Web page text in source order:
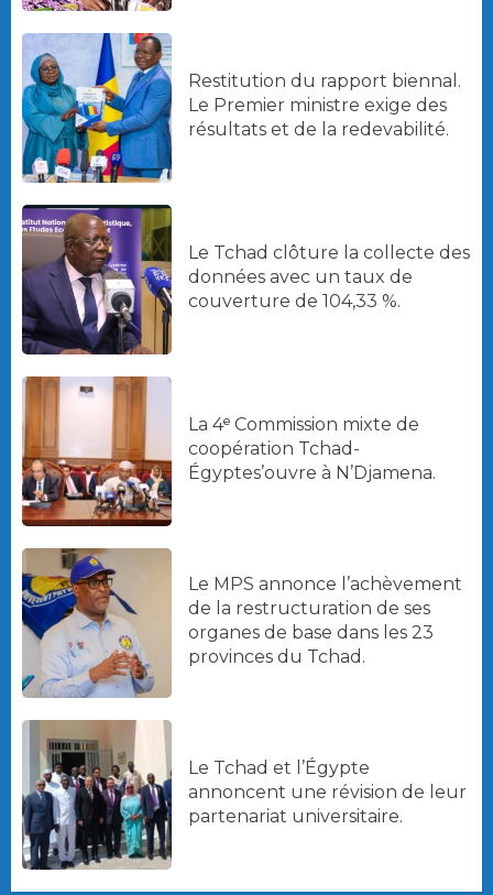
Restitution du rapport biennal.
Le Premier ministre exige des
résultats et de la redevabilité.
Le Tchad clôture la collecte des
données avec un taux de
couverture de 104,33 %.
La 4ᵉ Commission mixte de
coopération Tchad-
Égyptes’ouvre à N’Djamena.
Le MPS annonce l’achèvement
de la restructuration de ses
organes de base dans les 23
provinces du Tchad.
Le Tchad et l’Égypte
annoncent une révision de leur
partenariat universitaire.